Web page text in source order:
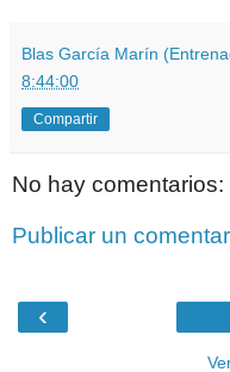
Blas García Marín
8:44:00
Compartir
No hay comentarios:
Publicar un
‹